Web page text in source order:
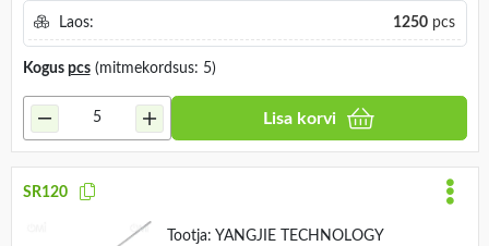
Laos: 1250pcs
Kogus pcs(mitmekordsus: 5)
Lisa korvi
SR120
Tootja: YANGJIE TECHNOLOGY